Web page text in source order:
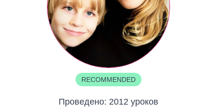
RECOMMENDED
Проведено: 2012 уроков